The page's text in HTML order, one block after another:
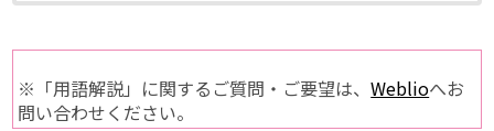
※「用語解説」に関するご質問・ご要望は、Weblioへお
問い合わせください。